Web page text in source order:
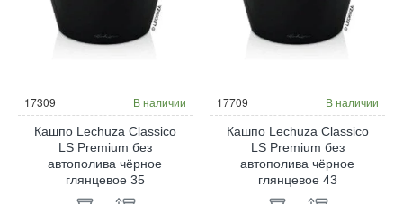
17309 В наличии
Кашпо Lechuza Classico
LS Premium без
автополива чёрное
глянцевое 35
17709 В наличии
Кашпо Lechuza Classico
LS Premium без
автополива чёрное
глянцевое 43